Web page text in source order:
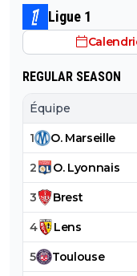
forme de Kvara il
ou tel joueur vaut
budgets les plus
Ligue 1
REGULAR SEASON
Équipe
1 O. Marseille
2 O. Lyonnais
3 Brest
4 Lens
5 Toulouse